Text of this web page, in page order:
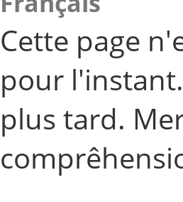
Cette page
pour
plus tard.